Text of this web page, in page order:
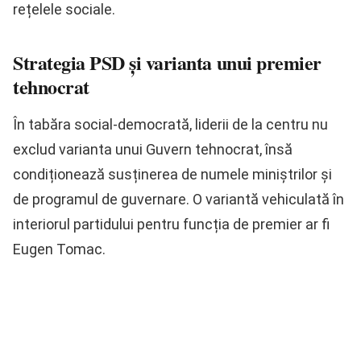
rețelele sociale.
Strategia PSD și varianta unui premier
tehnocrat
În tabăra social-democrată, liderii de la centru nu
exclud varianta unui Guvern tehnocrat, însă
condiționează susținerea de numele miniștrilor și
de programul de guvernare. O variantă vehiculată în
interiorul partidului pentru funcția de premier ar fi
Eugen Tomac.